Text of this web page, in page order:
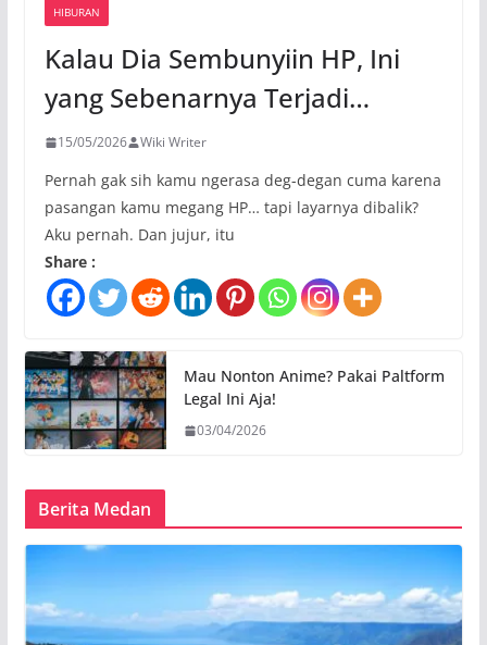
HIBURAN
Kalau Dia Sembunyiin HP, Ini
yang Sebenarnya Terjadi…
15/05/2026 Wiki Writer
Pernah gak sih kamu ngerasa deg-degan cuma karena
pasangan kamu megang HP… tapi layarnya dibalik?
Aku pernah. Dan jujur, itu
Share :
Mau Nonton Anime? Pakai Paltform
Legal Ini Aja!
03/04/2026
Berita Medan